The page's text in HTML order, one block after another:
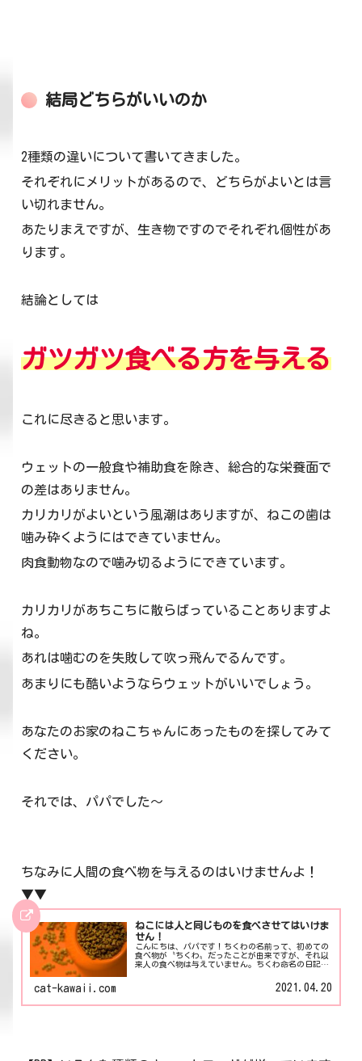
結局どちらがいいのか
2種類の違いについて書いてきました。
それぞれにメリットがあるので、どちらがよいとは言
い切れません。
あたりまえですが、生き物ですのでそれぞれ個性があ
ります。
結論としては
ガツガツ食べる方を与える
これに尽きると思います。
ウェットの一般食や補助食を除き、総合的な栄養面で
の差はありません。
カリカリがよいという風潮はありますが、ねこの歯は
噛み砕くようにはできていません。
肉食動物なので噛み切るようにできています。
カリカリがあちこちに散らばっていることありますよ
ね。
あれは噛むのを失敗して吹っ飛んでるんです。
あまりにも酷いようならウェットがいいでしょう。
あなたのお家のねこちゃんにあったものを探してみて
ください。
それでは、パパでした～
ちなみに人間の食べ物を与えるのはいけませんよ！
▼▼
ねこには人と同じものを食べさせてはいけま
せん！
こんにちは、パパです！ちくわの名前って、初めての
食べ物が〝ちくわ〟だったことが由来ですが、それ以
来人の食べ物は与えていません。ちくわ命名の日記は
物を与えていました。（ネットがない時代）大怪我
cat-kawaii.com 2021.04.20